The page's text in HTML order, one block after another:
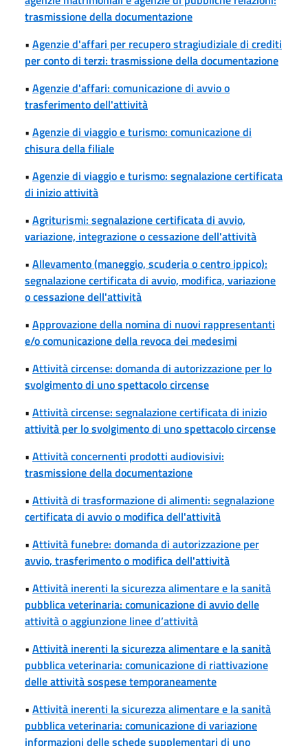
trasmissione della documentazione
• Agenzie d'affari per recupero stragiudiziale di crediti
per conto di terzi: trasmissione della documentazione
• Agenzie d'affari: comunicazione di avvio o
trasferimento dell'attività
• Agenzie di viaggio e turismo: comunicazione di
chisura della filiale
• Agenzie di viaggio e turismo: segnalazione certificata
di inizio attività
• Agriturismi: segnalazione certificata di avvio,
variazione, integrazione o cessazione dell'attività
• Allevamento (maneggio, scuderia o centro ippico):
segnalazione certificata di avvio, modifica, variazione
o cessazione dell'attività
• Approvazione della nomina di nuovi rappresentanti
e/o comunicazione della revoca dei medesimi
• Attività circense: domanda di autorizzazione per lo
svolgimento di uno spettacolo circense
• Attività circense: segnalazione certificata di inizio
attività per lo svolgimento di uno spettacolo circense
• Attività concernenti prodotti audiovisivi:
trasmissione della documentazione
• Attività di trasformazione di alimenti: segnalazione
certificata di avvio o modifica dell'attività
• Attività funebre: domanda di autorizzazione per
avvio, trasferimento o modifica dell'attività
• Attività inerenti la sicurezza alimentare e la sanità
pubblica veterinaria: comunicazione di avvio delle
attività o aggiunzione linee d’attività
• Attività inerenti la sicurezza alimentare e la sanità
pubblica veterinaria: comunicazione di riattivazione
delle attività sospese temporaneamente
• Attività inerenti la sicurezza alimentare e la sanità
pubblica veterinaria: comunicazione di variazione
informazioni delle schede supplementari di uno